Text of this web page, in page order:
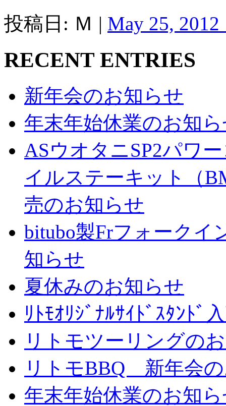
投稿日: Ｍ | May 25,
RECENT ENTRIES
新年会のお知らせ
年末年始休業のお知
ASウオタニSP2パワ
イルステーキット（
売のお知らせ
bitubo製Frフォークイ
知らせ
夏休みのお知らせ
ﾘﾄﾓｵﾘｼﾞﾅﾙｻｲﾄﾞｽﾀﾝﾄﾞ
リトモツーリングの
リトモBBQ 新年会
年末年始休業のお知